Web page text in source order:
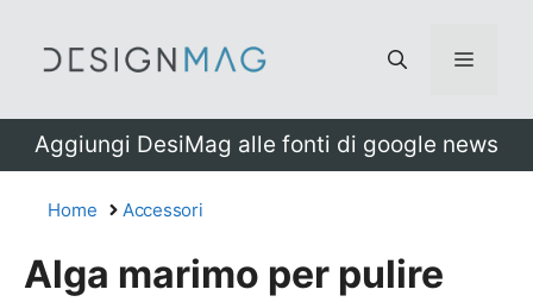
Menu
Aggiungi DesiMag alle fonti di google news
Home Accessori
Alga marimo per pulire